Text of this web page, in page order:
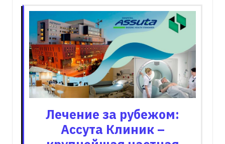
Лечение за рубежом:
Ассута Клиник –